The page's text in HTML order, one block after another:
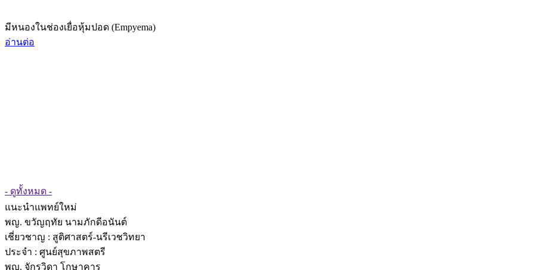
มีหนองในช่องเยื่อหุ้มปอด (Empyema)
อ่านต่อ
- ดูทั้งหมด -
แนะนำแพทย์ใหม่
พญ. ขวัญฤทัย นามภักดีอนันต์
เชี่ยวชาญ : สูติศาสตร์-นรีเวชวิทยา
ประจำ : ศูนย์สุขภาพสตรี
พญ. จักรวิดา โกษาคาร